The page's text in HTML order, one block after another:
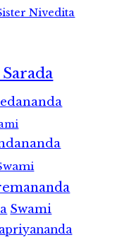
Nivedita
Swami